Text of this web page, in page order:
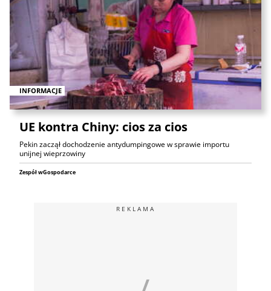
INFORMACJE
UE kontra Chiny: cios za cios
Pekin zaczął dochodzenie antydumpingowe w sprawie importu
unijnej wieprzowiny
Zespół wGospodarce
REKLAMA